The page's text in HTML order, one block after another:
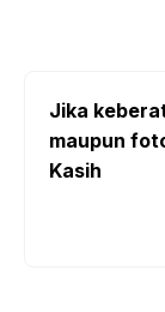
Jika
maupun
Kasih